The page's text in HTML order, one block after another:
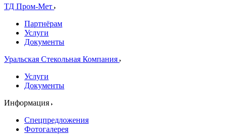
ТД Пром-Мет
Партнёрам
Услуги
Документы
Уральская Стекольная Компания
Услуги
Документы
Информация
Спецпредложения
Фотогалерея